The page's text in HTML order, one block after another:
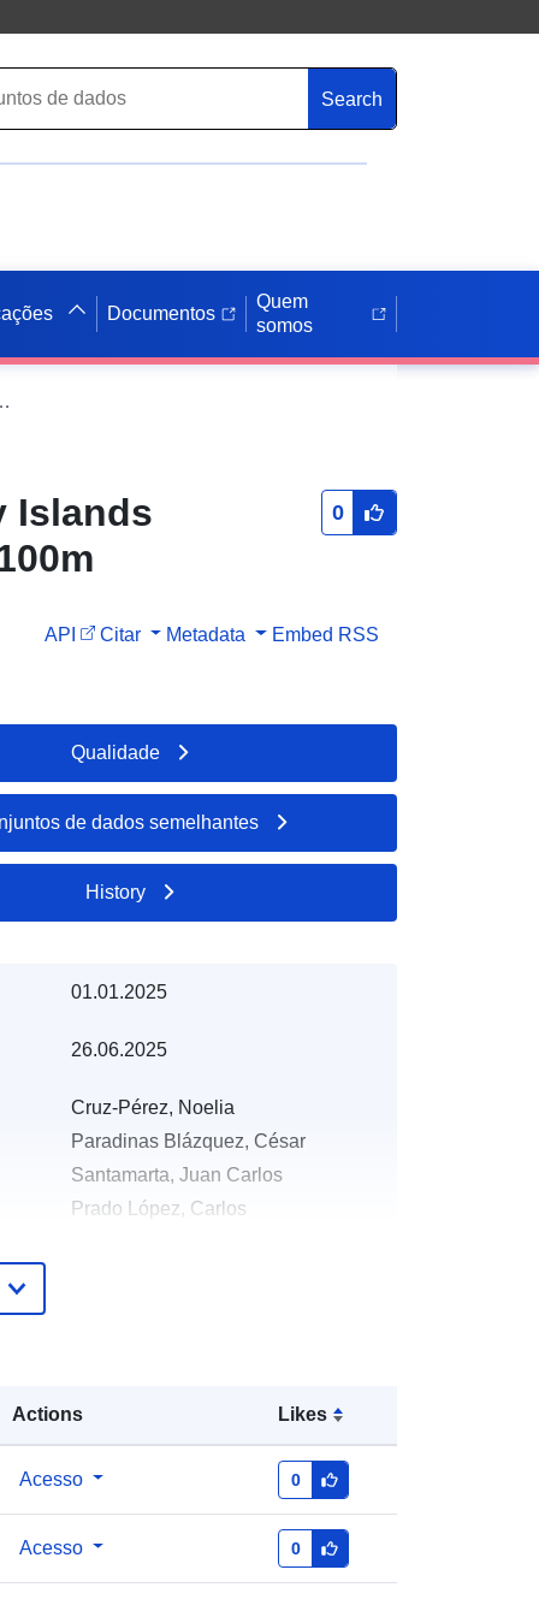
Search
Documentos
Quem
somos
at a spatial resolution of 100x100m
Islands
0
API Citar Metadata Embed RSS
Actions Likes
Acesso 0
Acesso 0
Qualidade
de dados semelhantes
History
01.01.2025
26.06.2025
Cruz-Pérez, Noelia
Paradinas Blázquez, César
Santamarta, Juan Carlos
Prado López, Carlos
https://doi.org/10.25145/o.canarias.s
icma.2025